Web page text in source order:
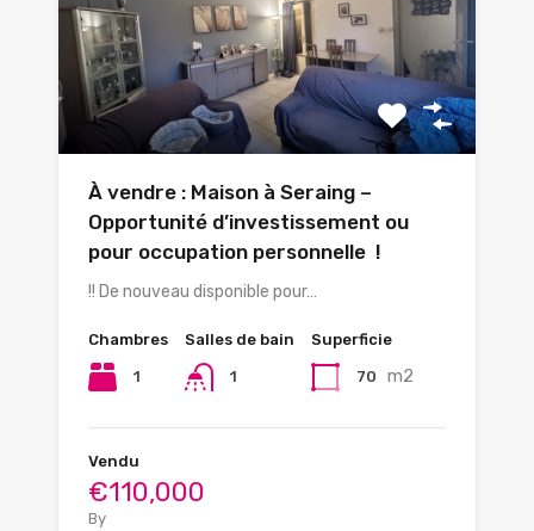
À vendre : Maison à Seraing –
Opportunité d’investissement ou
pour occupation personnelle !
!! De nouveau disponible pour…
Chambres
1
Salles de bain
1
Superficie
70 m2
Vendu
€110,000
By